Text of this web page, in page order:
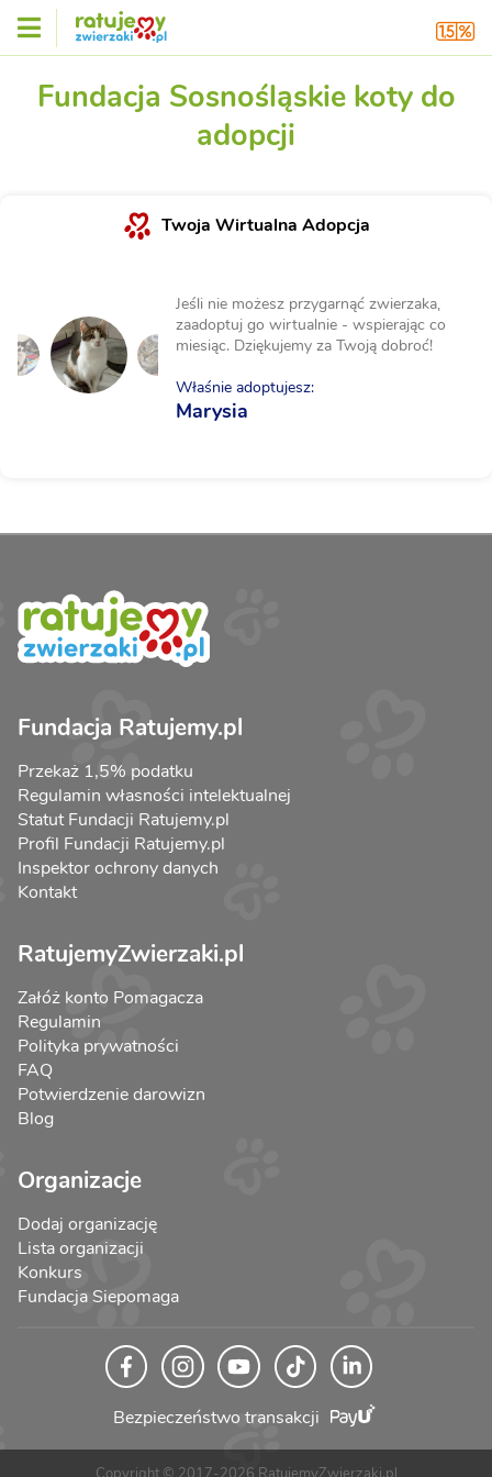
Fundacja Sosnośląskie koty do
adopcji
Twoja Wirtualna Adopcja
Jeśli nie możesz przygarnąć zwierzaka,
zaadoptuj go wirtualnie - wspierając co
miesiąc. Dziękujemy za Twoją dobroć!
Właśnie adoptujesz:
Marysia
Fundacja Ratujemy.pl
Przekaż 1,5% podatku
Regulamin własności intelektualnej
Statut Fundacji Ratujemy.pl
Profil Fundacji Ratujemy.pl
Inspektor ochrony danych
Kontakt
RatujemyZwierzaki.pl
Załóż konto Pomagacza
Regulamin
Polityka prywatności
FAQ
Potwierdzenie darowizn
Blog
Organizacje
Dodaj organizację
Lista organizacji
Konkurs
Fundacja Siepomaga
Bezpieczeństwo transakcji